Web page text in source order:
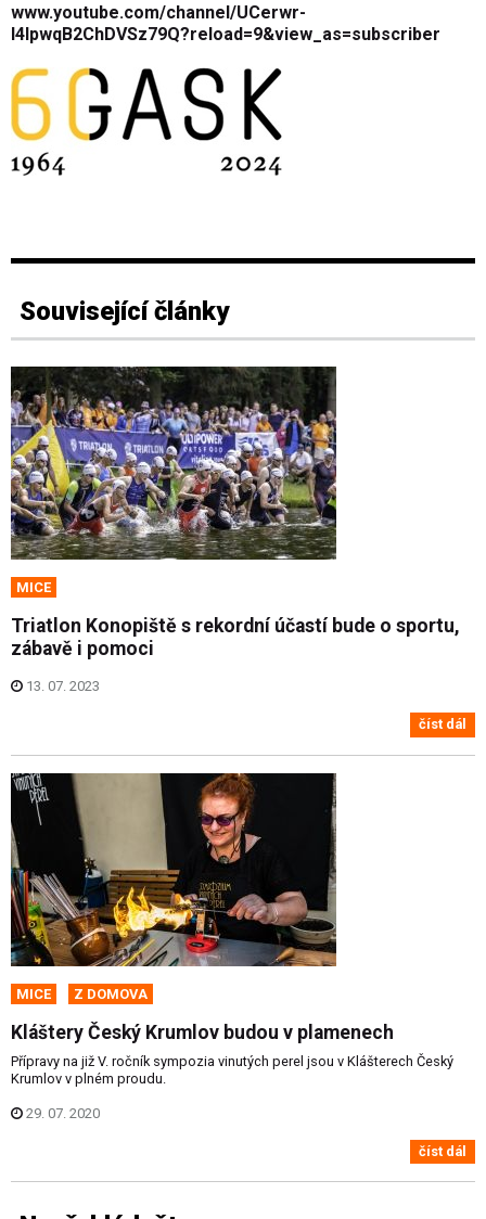
www.youtube.com/channel/UCerwr-
l4IpwqB2ChDVSz79Q?reload=9&view_as=subscriber
Související články
MICE
Triatlon Konopiště s rekordní účastí bude o sportu,
zábavě i pomoci
13. 07. 2023
číst dál
MICE Z DOMOVA
Kláštery Český Krumlov budou v plamenech
Přípravy na již V. ročník sympozia vinutých perel jsou v Klášterech Český
Krumlov v plném proudu.
29. 07. 2020
číst dál